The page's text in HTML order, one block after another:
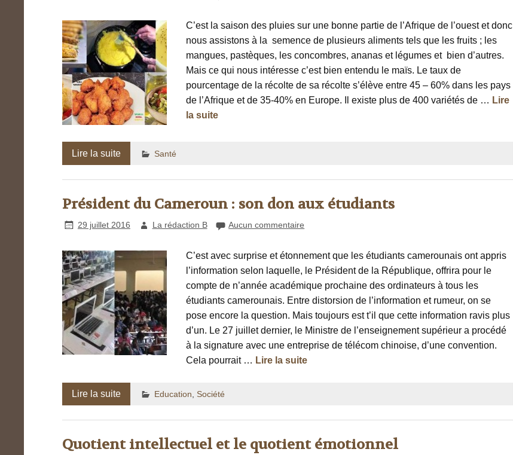
C’est la saison des pluies sur une bonne partie de l’Afrique de l’ouest et donc
nous assistons à la semence de plusieurs aliments tels que les fruits ; les
mangues, pastèques, les concombres, ananas et légumes et bien d’autres.
Mais ce qui nous intéresse c’est bien entendu le maïs. Le taux de
pourcentage de la récolte de sa récolte s’élève entre 45 – 60% dans les pays
de l’Afrique et de 35-40% en Europe. Il existe plus de 400 variétés de … Lire
la suite
Lire la suite Santé
Président du Cameroun : son don aux étudiants
29 juillet 2016 La rédaction B Aucun commentaire
C’est avec surprise et étonnement que les étudiants camerounais ont appris
l’information selon laquelle, le Président de la République, offrira pour le
compte de n’année académique prochaine des ordinateurs à tous les
étudiants camerounais. Entre distorsion de l’information et rumeur, on se
pose encore la question. Mais toujours est t’il que cette information ravis plus
d’un. Le 27 juillet dernier, le Ministre de l’enseignement supérieur a procédé
à la signature avec une entreprise de télécom chinoise, d’une convention.
Cela pourrait … Lire la suite
Lire la suite Education Société
Quotient intellectuel et le quotient émotionnel